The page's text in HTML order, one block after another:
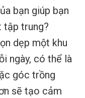
bạn giúp bạn
tập trung?
dẹp một khu
ngày, có thể là
góc trồng
sẽ tạo cảm